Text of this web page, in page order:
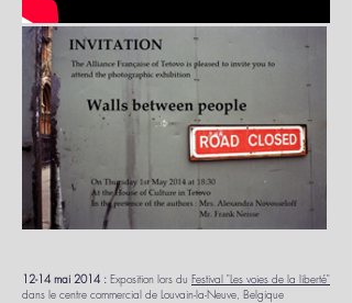
12-14 mai 2014 : Exposition lors du Festival "Les voies de la liberté"
dans le centre commercial de Louvain-la-Neuve, Belgique